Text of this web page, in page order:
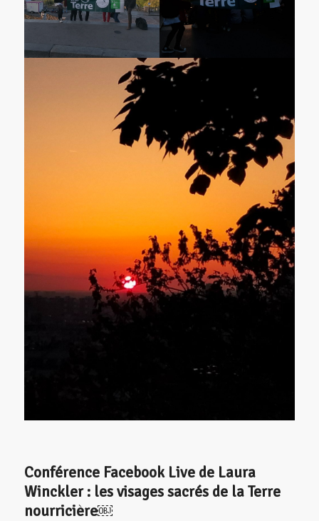
Conférence Facebook Live de Laura
Winckler : les visages sacrés de la Terre
nourricière￼